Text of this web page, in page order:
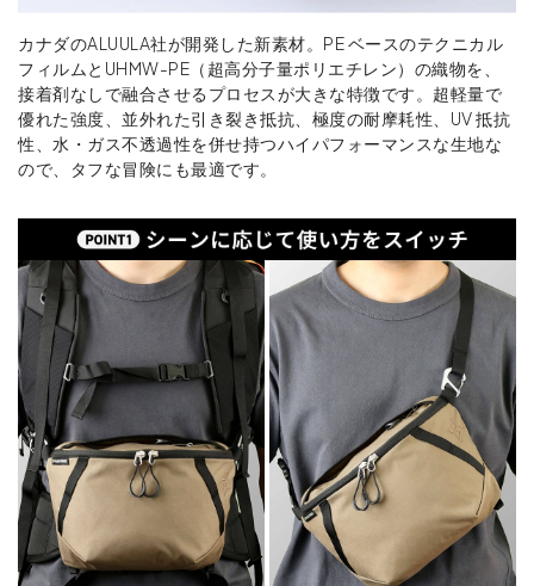
カナダのALUULA社が開発した新素材。PE ベースのテクニカル
フィルムとUHMW-PE（超高分子量ポリエチレン）の織物を、
接着剤なしで融合させるプロセスが大きな特徴です。超軽量で
優れた強度、並外れた引き裂き抵抗、極度の耐摩耗性、UV 抵抗
性、水・ガス不透過性を併せ持つハイパフォーマンスな生地な
ので、タフな冒険にも最適です。